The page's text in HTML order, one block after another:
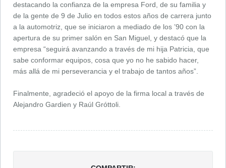
destacando la confianza de la empresa Ford, de su familia y
de la gente de 9 de Julio en todos estos años de carrera junto
a la automotriz, que se iniciaron a mediado de los ’90 con la
apertura de su primer salón en San Miguel, y destacó que la
empresa “seguirá avanzando a través de mi hija Patricia, que
sabe conformar equipos, cosa que yo no he sabido hacer,
más allá de mi perseverancia y el trabajo de tantos años”.
Finalmente, agradeció el apoyo de la firma local a través de
Alejandro Gardien y Raúl Gróttoli.